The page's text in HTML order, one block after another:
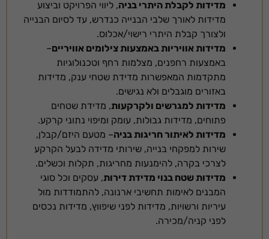
מדידות לקבלת היתרי בניה, ליווי הפרויקט וביצוע
מדידות לאורך שלבי הבנייה כנדרש, עד לסיום הבנייה
ולצורך קבלת היתרי רישוי/אכלוס.
מדידות אוויריות באמצעות צילומים אוויריים–
באמצעות רחפנים, מצלמות רחף וטכנולוגיות
מתקדמות המאפשרות מדידת שטחי ענק, מדידות
באזורים מוגבלים ולא נגישים.
מדידות למגרשים ולקרקעות, מדידת שטחים
פתוחים, מדידות גבולות, עומק ומיפוי נתוני קרקע.
מדידות לאיתור חריגות בניה– מטעם היזם/קבלן,
שירות למפקחי בנייה, שירותי מדידה לבעל הקרקע
לצרכי בקרה, להימנעות מחריגות, תקלות וכשלים.
מדידות שטח בנוי מדידת דירות, עסקים וכל סוגי
המבנים לאימות תחשיבי ארנונה, להתמודדות מול
עיריות ורשויות, מדידות לפני שיפווץ, מדידות נכסים
לפני קניה/מכירה.